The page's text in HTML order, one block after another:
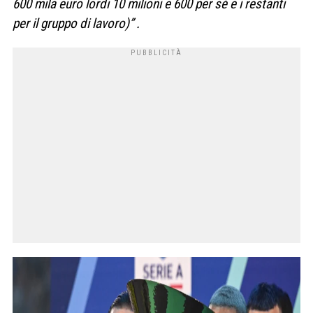
600 mila euro lordi 10 milioni e 600 per sé e i restanti
per il gruppo di lavoro)” .